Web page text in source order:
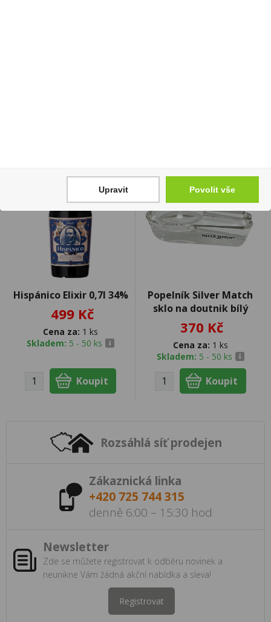
Hispánico Elixir 0,7l 34%
499 Kč
Cena za: 1 ks
Skladem: 5 - 50 ks
Popelník Silver Match
sklo na doutnik bílý
370 Kč
Cena za: 1 ks
Skladem: 5 - 50 ks
Rozsáhlá síť prodejen
Zákaznická linka
+420 725 744 315
denně 6:00 – 15:30 hod
Newsletter
Zde se můžete registrovat k odběru novinek a
neunikne Vám žádná akční nabídka a sleva!
Registrovat
Upravit Povolit vše